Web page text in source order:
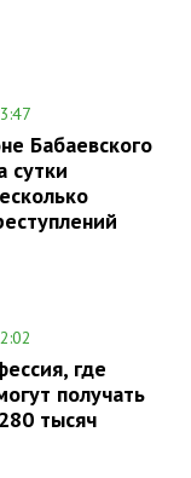
Бабаевского
сутки
где
получать
тысяч